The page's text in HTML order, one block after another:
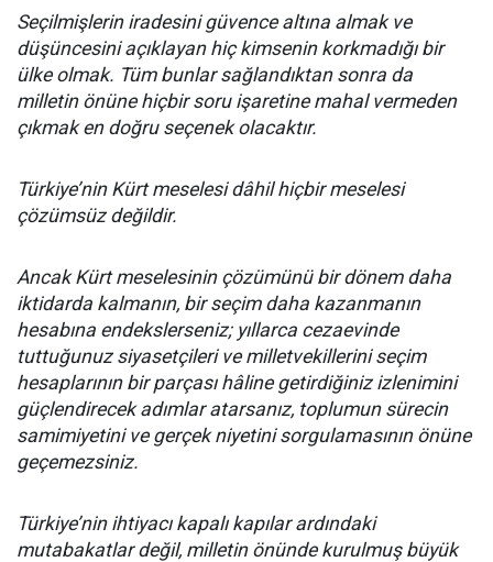
Seçilmişlerin iradesini güvence altına almak ve
düşüncesini açıklayan hiç kimsenin korkmadığı bir
ülke olmak. Tüm bunlar sağlandıktan sonra da
milletin önüne hiçbir soru işaretine mahal vermeden
çıkmak en doğru seçenek olacaktır.
Türkiye’nin Kürt meselesi dâhil hiçbir meselesi
çözümsüz değildir.
Ancak Kürt meselesinin çözümünü bir dönem daha
iktidarda kalmanın, bir seçim daha kazanmanın
hesabına endekslerseniz; yıllarca cezaevinde
tuttuğunuz siyasetçileri ve milletvekillerini seçim
hesaplarının bir parçası hâline getirdiğiniz izlenimini
güçlendirecek adımlar atarsanız, toplumun sürecin
samimiyetini ve gerçek niyetini sorgulamasının önüne
geçemezsiniz.
Türkiye’nin ihtiyacı kapalı kapılar ardındaki
mutabakatlar değil, milletin önünde kurulmuş büyük